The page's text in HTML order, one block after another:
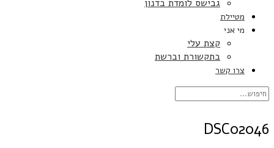
גבישס לומדת בדנון
מטיילת
מי אני
קצת עלי
בתקשורת וברשת
צרו קשר
DSC02046